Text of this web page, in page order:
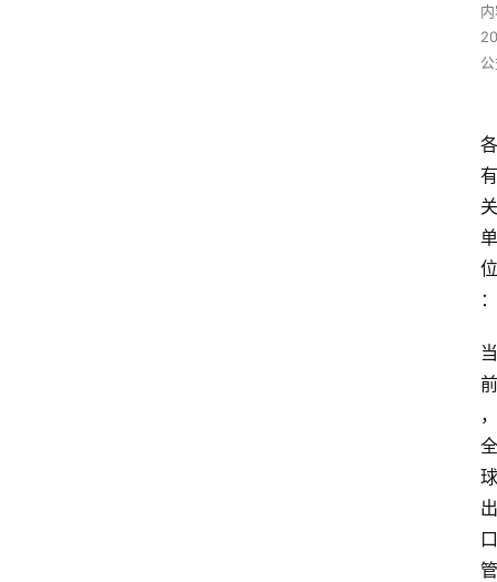
各
有
关
单
位
：
当
前
，
全
球
出
口
管